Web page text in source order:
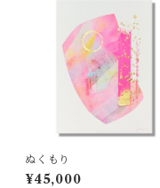
ぬくもり
¥45,000